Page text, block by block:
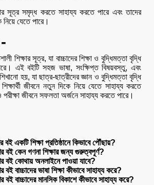
সূত্র সমৃদ্ধ করতে সাহায্য করতে পারে এবং তাদের
নিয়ে যেতে পারে।
শিক্ষার সূত্র, যা বাচ্চাদের শিক্ষা ও বুদ্ধিমত্তা বৃদ্ধি
এই বইটি সহজ ভাষা, সংক্ষিপ্ত বিষয়বস্তু, এবং
হয়, যা ছাত্র-ছাত্রীদের জ্ঞান ও বুদ্ধিমত্তা বৃদ্ধি
জীবনে নতুন দিকে নিয়ে যেতে সাহায্য করতে
জীবনে সফলতা অর্জনে সাহায্য করতে পারে।
বই একটি শিক্ষা প্রতিষ্ঠানে কিভাবে পৌঁছায়?
বই কেন গণনা শিক্ষার জন্য গুরুত্বপূর্ণ?
বই কোথায় অনলাইনে পাওয়া যাবে?
বই বাচ্চাদের ভাষা শিক্ষা কীভাবে সাহায্য করে?
বই বাচ্চাদের মানসিক বিকাশে কীভাবে সাহায্য করে?